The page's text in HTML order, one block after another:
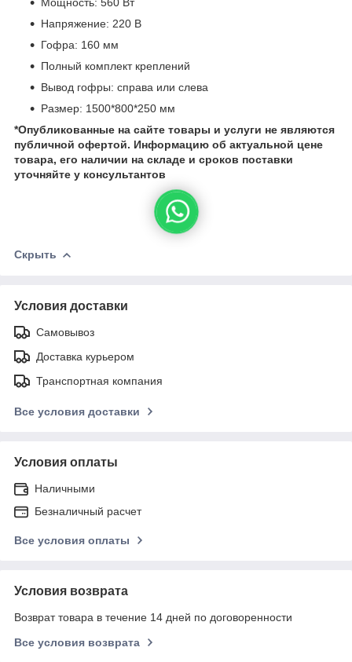
Напряжение: 220 В
Гофра: 160 мм
Полный комплект креплений
Вывод гофры: справа или слева
Размер: 1500*800*250 мм
*Опубликованные на сайте товары и услуги не являются
публичной офертой. Информацию об актуальной цене
товара, его наличии на складе и сроков поставки
уточняйте у консультантов
Скрыть
Условия доставки
Самовывоз
Доставка курьером
Транспортная компания
Все условия доставки
Условия оплаты
Наличными
Безналичный расчет
Все условия оплаты
Условия возврата
Возврат товара в течение 14 дней по договоренности
Все условия возврата